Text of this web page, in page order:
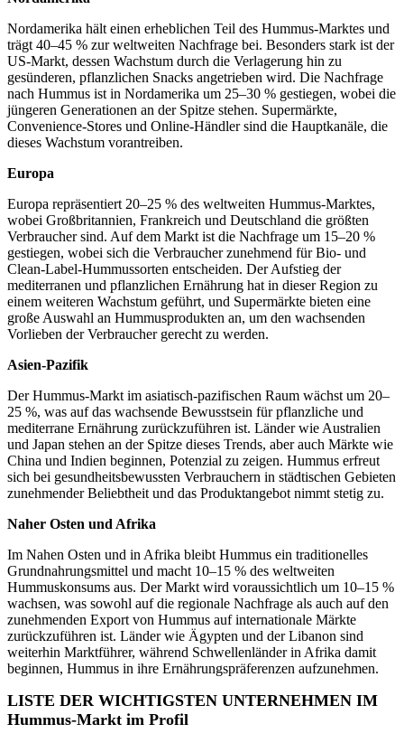
Nordamerika hält einen erheblichen Teil des Hummus-Marktes und
trägt 40–45 % zur weltweiten Nachfrage bei. Besonders stark ist der
US-Markt, dessen Wachstum durch die Verlagerung hin zu
gesünderen, pflanzlichen Snacks angetrieben wird. Die Nachfrage
nach Hummus ist in Nordamerika um 25–30 % gestiegen, wobei die
jüngeren Generationen an der Spitze stehen. Supermärkte,
Convenience-Stores und Online-Händler sind die Hauptkanäle, die
dieses Wachstum vorantreiben.
Europa
Europa repräsentiert 20–25 % des weltweiten Hummus-Marktes,
wobei Großbritannien, Frankreich und Deutschland die größten
Verbraucher sind. Auf dem Markt ist die Nachfrage um 15–20 %
gestiegen, wobei sich die Verbraucher zunehmend für Bio- und
Clean-Label-Hummussorten entscheiden. Der Aufstieg der
mediterranen und pflanzlichen Ernährung hat in dieser Region zu
einem weiteren Wachstum geführt, und Supermärkte bieten eine
große Auswahl an Hummusprodukten an, um den wachsenden
Vorlieben der Verbraucher gerecht zu werden.
Asien-Pazifik
Der Hummus-Markt im asiatisch-pazifischen Raum wächst um 20–
25 %, was auf das wachsende Bewusstsein für pflanzliche und
mediterrane Ernährung zurückzuführen ist. Länder wie Australien
und Japan stehen an der Spitze dieses Trends, aber auch Märkte wie
China und Indien beginnen, Potenzial zu zeigen. Hummus erfreut
sich bei gesundheitsbewussten Verbrauchern in städtischen Gebieten
zunehmender Beliebtheit und das Produktangebot nimmt stetig zu.
Naher Osten und Afrika
Im Nahen Osten und in Afrika bleibt Hummus ein traditionelles
Grundnahrungsmittel und macht 10–15 % des weltweiten
Hummuskonsums aus. Der Markt wird voraussichtlich um 10–15 %
wachsen, was sowohl auf die regionale Nachfrage als auch auf den
zunehmenden Export von Hummus auf internationale Märkte
zurückzuführen ist. Länder wie Ägypten und der Libanon sind
weiterhin Marktführer, während Schwellenländer in Afrika damit
beginnen, Hummus in ihre Ernährungspräferenzen aufzunehmen.
LISTE DER WICHTIGSTEN UNTERNEHMEN IM
Hummus-Markt im Profil